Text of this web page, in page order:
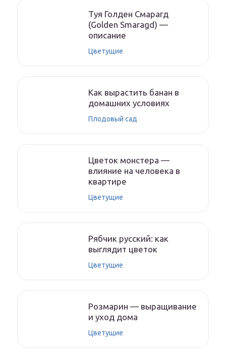
Туя Голден Смарагд
(Golden Smaragd) —
описание
Цветущие
Как вырастить банан в
домашних условиях
Плодовый сад
Цветок монстера —
влияние на человека в
квартире
Цветущие
Рябчик русский: как
выглядит цветок
Цветущие
Розмарин — выращивание
и уход дома
Цветущие